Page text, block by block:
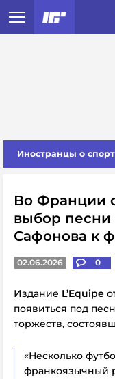
Иностранцы о
Во Франции
выбор песни
Сафонова к
02.06.2026 0
Издание L’Equipe
появиться под
торжеств,
«Несколько
франкоязычный